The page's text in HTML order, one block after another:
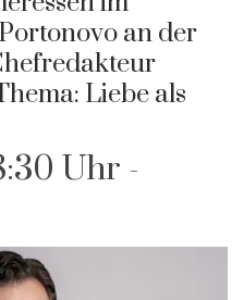
an der
Liebe als
Uhr -